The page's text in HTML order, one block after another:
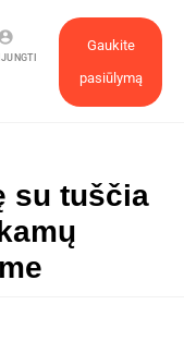
Gaukite
pasiūlymą
su tuščia